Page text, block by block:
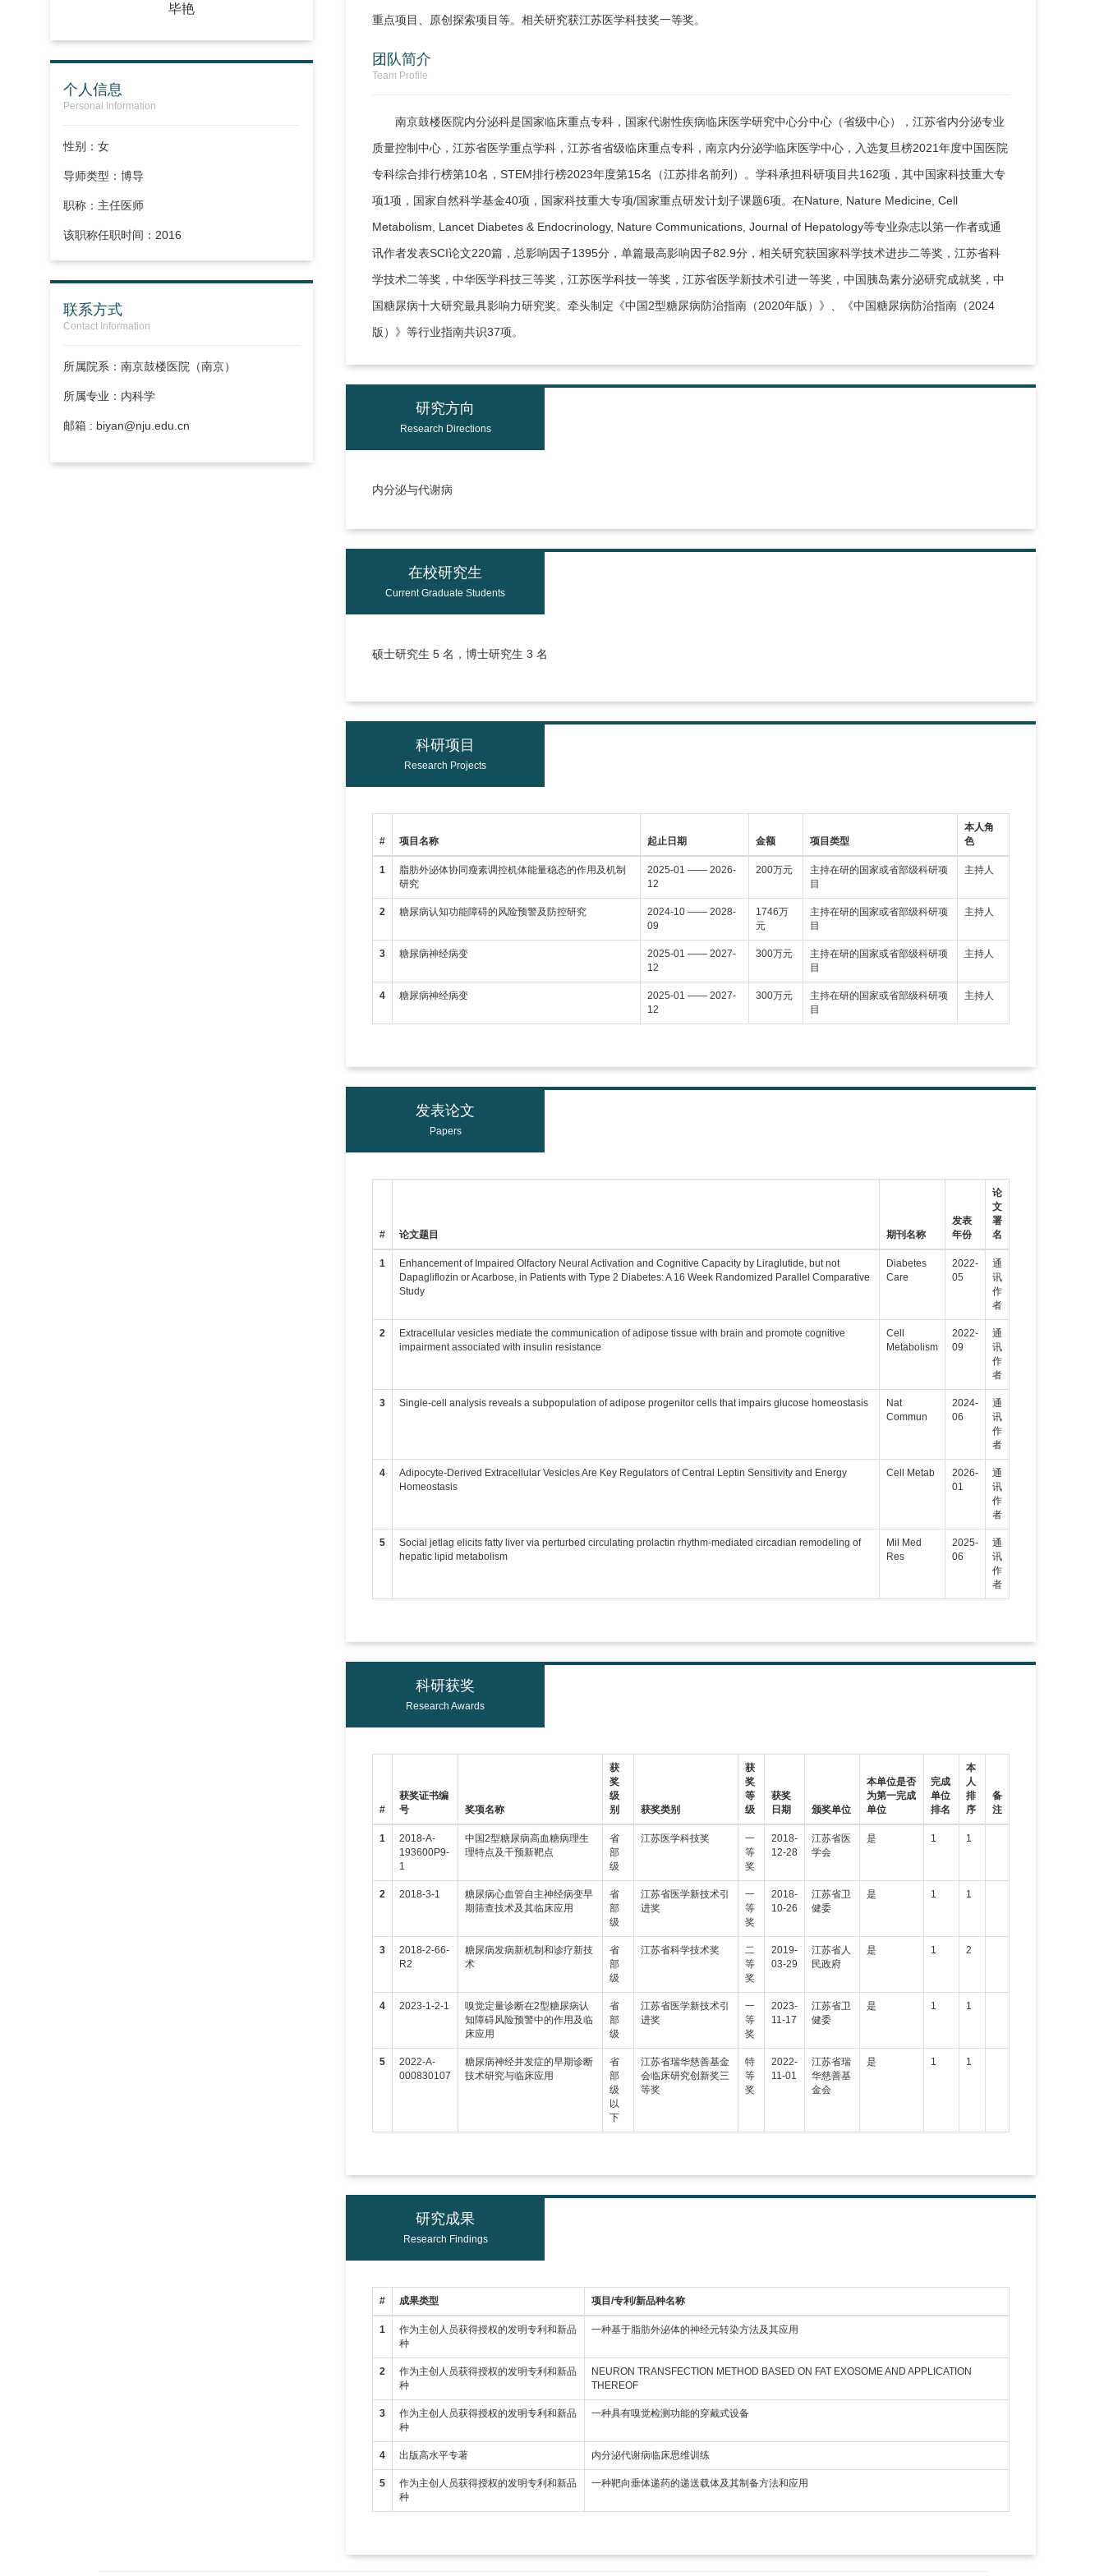
毕艳
个人信息
Personal Information
性别：女
导师类型：博导
职称： 主任医师
该职称任职时间：2016
联系方式
Contact Information
所属院系：南京鼓楼医院（南京）
所属专业：内科学
邮箱 : biyan@nju.edu.cn
重点项目、原创探索项目等。相关研究获江苏医学科技奖一等奖。
团队简介
Team Profile
南京鼓楼医院内分泌科是国家临床重点专科，国家代谢性疾病临床医学研究中心分中心（省级中心），江苏省内分泌专业
质量控制中心，江苏省医学重点学科，江苏省省级临床重点专科，南京内分泌学临床医学中心，入选复旦榜2021年度中国医院
专科综合排行榜第10名，STEM排行榜2023年度第15名（江苏排名前列）。学科承担科研项目共162项，其中国家科技重大专
项1项，国家自然科学基金40项，国家科技重大专项/国家重点研发计划子课题6项。在Nature, Nature Medicine, Cell
Metabolism, Lancet Diabetes & Endocrinology, Nature Communications, Journal of Hepatology等专业杂志以第一作者或通
讯作者发表SCI论文220篇，总影响因子1395分，单篇最高影响因子82.9分，相关研究获国家科学技术进步二等奖，江苏省科
学技术二等奖，中华医学科技三等奖，江苏医学科技一等奖，江苏省医学新技术引进一等奖，中国胰岛素分泌研究成就奖，中
国糖尿病十大研究最具影响力研究奖。牵头制定《中国2型糖尿病防治指南（2020年版）》、《中国糖尿病防治指南（2024
版）》等行业指南共识37项。
研究方向
Research Directions
内分泌与代谢病
在校研究生
Current Graduate Students
硕士研究生 5 名，博士研究生 3 名
科研项目
Research Projects
# 项目名称 起止日期 金额 项目类型
本人角
色
1
脂肪外泌体协同瘦素调控机体能量稳态的作用及机制
研究
2025-01 —— 2026-
12
200万元
主持在研的国家或省部级科研项
目
主持人
2 糖尿病认知功能障碍的风险预警及防控研究
2024-10 —— 2028-
09
1746万
元
主持在研的国家或省部级科研项
目
主持人
3 糖尿病神经病变
2025-01 —— 2027-
12
300万元
主持在研的国家或省部级科研项
目
主持人
4 糖尿病神经病变
2025-01 —— 2027-
12
300万元
主持在研的国家或省部级科研项
目
主持人
发表论文
Papers
# 论文题目 期刊名称
发表
年份
论
文
署
名
1
Enhancement of Impaired Olfactory Neural Activation and Cognitive Capacity by Liraglutide, but not
Dapagliflozin or Acarbose, in Patients with Type 2 Diabetes: A 16 Week Randomized Parallel Comparative
Study
Diabetes
Care
2022-
05
通
讯
作
者
2
Extracellular vesicles mediate the communication of adipose tissue with brain and promote cognitive
impairment associated with insulin resistance
Cell
Metabolism
2022-
09
通
讯
作
者
3 Single-cell analysis reveals a subpopulation of adipose progenitor cells that impairs glucose homeostasis
Nat
Commun
2024-
06
通
讯
作
者
4
Adipocyte-Derived Extracellular Vesicles Are Key Regulators of Central Leptin Sensitivity and Energy
Homeostasis
Cell Metab
2026-
01
通
讯
作
者
5
Social jetlag elicits fatty liver via perturbed circulating prolactin rhythm-mediated circadian remodeling of
hepatic lipid metabolism
Mil Med
Res
2025-
06
通
讯
作
者
科研获奖
Research Awards
#
获奖证书编
号
奖项名称
获
奖
级
别
获奖类别
获
奖
等
级
获奖
日期
颁奖单位
本单位是否
为第一完成
单位
完成
单位
排名
本
人
排
序
备
注
1
2018-A-
193600P9-
1
中国2型糖尿病高血糖病理生
理特点及干预新靶点
省
部
级
江苏医学科技奖
一
等
奖
2018-
12-28
江苏省医
学会
是 1 1
2 2018-3-1
糖尿病心血管自主神经病变早
期筛查技术及其临床应用
省
部
级
江苏省医学新技术引
进奖
一
等
奖
2018-
10-26
江苏省卫
健委
是 1 1
3
2018-2-66-
R2
糖尿病发病新机制和诊疗新技
术
省
部
级
江苏省科学技术奖
二
等
奖
2019-
03-29
江苏省人
民政府
是 1 2
4 2023-1-2-1
嗅觉定量诊断在2型糖尿病认
知障碍风险预警中的作用及临
床应用
省
部
级
江苏省医学新技术引
进奖
一
等
奖
2023-
11-17
江苏省卫
健委
是 1 1
5
2022-A-
000830107
糖尿病神经并发症的早期诊断
技术研究与临床应用
省
部
级
以
下
江苏省瑞华慈善基金
会临床研究创新奖三
等奖
特
等
奖
2022-
11-01
江苏省瑞
华慈善基
金会
是 1 1
研究成果
Research Findings
# 成果类型 项目/专利/新品种名称
1
作为主创人员获得授权的发明专利和新品
种
一种基于脂肪外泌体的神经元转染方法及其应用
2
作为主创人员获得授权的发明专利和新品
种
NEURON TRANSFECTION METHOD BASED ON FAT EXOSOME AND APPLICATION
THEREOF
3
作为主创人员获得授权的发明专利和新品
种
一种具有嗅觉检测功能的穿戴式设备
4 出版高水平专著 内分泌代谢病临床思维训练
5
作为主创人员获得授权的发明专利和新品
种
一种靶向垂体递药的递送载体及其制备方法和应用